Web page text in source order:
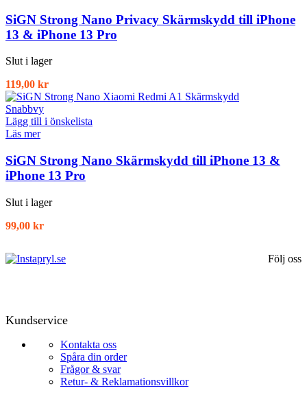
SiGN Strong Nano Privacy Skärmskydd till iPhone
13 & iPhone 13 Pro
Slut i lager
119,00 kr
Snabbvy
Lägg till i önskelista
Läs mer
SiGN Strong Nano Skärmskydd till iPhone 13 &
iPhone 13 Pro
Slut i lager
99,00 kr
Följ oss
Kundservice
Kontakta oss
Spåra din order
Frågor & svar
Retur- & Reklamationsvillkor